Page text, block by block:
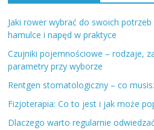
Jaki rower wybrać do swoich
hamulce i napęd w praktyce
Czujniki pojemnościowe – rodzaje,
parametry przy wyborze
Rentgen stomatologiczny – co
Fizjoterapia: Co to jest i jak może
Dlaczego warto regularnie